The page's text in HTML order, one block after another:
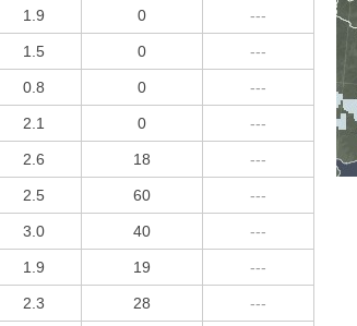
1.9 0 ---
1.5 0 ---
0.8 0 ---
2.1 0 ---
2.6 18 ---
2.5 60 ---
3.0 40 ---
1.9 19 ---
2.3 28 ---